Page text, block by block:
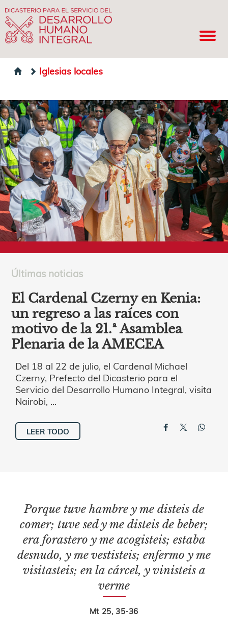
Iglesias locales
Últimas noticias
El Cardenal Czerny en Kenia:
un regreso a las raíces con
motivo de la 21.ª Asamblea
Plenaria de la AMECEA
Del 18 al 22 de julio, el Cardenal Michael
Czerny, Prefecto del Dicasterio para el
Servicio del Desarrollo Humano Integral, visita
Nairobi, ...
LEER TODO
Porque tuve hambre y me disteis de
comer; tuve sed y me disteis de beber;
era forastero y me acogisteis; estaba
desnudo, y me vestisteis; enfermo y me
visitasteis; en la cárcel, y vinisteis a
verme
Mt 25, 35-36